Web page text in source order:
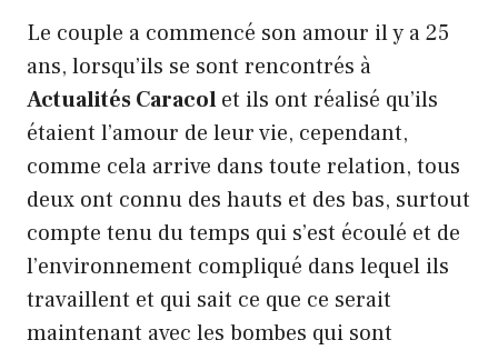
Le couple a commencé son amour il y a 25
ans, lorsqu’ils se sont rencontrés à
Actualités Caracolet ils ont réalisé qu’ils
étaient l’amour de leur vie, cependant,
comme cela arrive dans toute relation, tous
deux ont connu des hauts et des bas, surtout
compte tenu du temps qui s’est écoulé et de
l’environnement compliqué dans lequel ils
travaillent et qui sait ce que ce serait
maintenant avec les bombes qui sont